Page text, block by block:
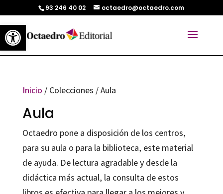
Abrir barra de herramientas
93 246 40 02 octaedro@octaedro.com
Inicio / Colecciones / Aula
Aula
Octaedro pone a disposición de los centros,
para su aula o para la biblioteca, este material
de ayuda. De lectura agradable y desde la
didáctica más actual, la consulta de estos